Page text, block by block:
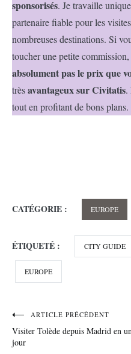
sponsorisés. Je travaille
partenaire fiable pour les
nombreuses destinations. Si
toucher une petite commission,
absolument pas le prix que
trèsavantageux sur Civitatis.
tout en profitant de bons plans.
CATÉGORIE : EUROPE
ÉTIQUETÉ : CITY GUIDE
EUROPE
Navigation
de
ARTICLE PRÉCÉDENT
Visiter Tolède depuis Madrid en un
jour